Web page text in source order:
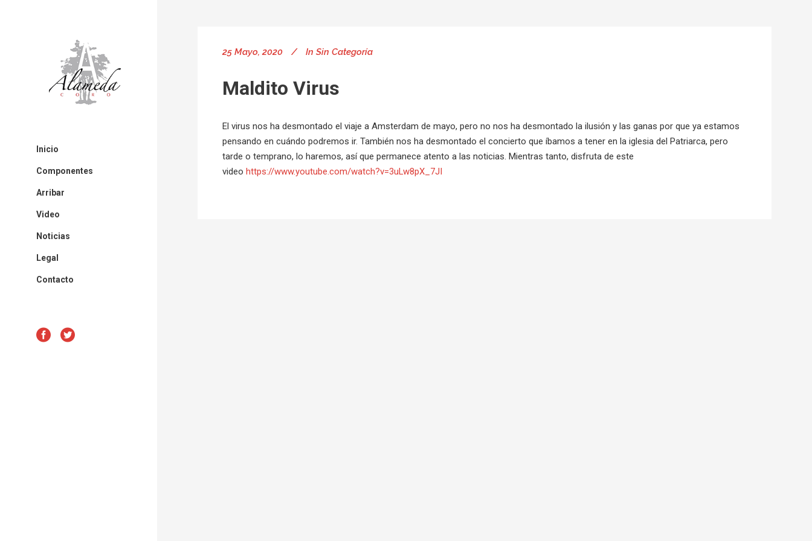
Inicio
Componentes
Arribar
Video
Noticias
Legal
Contacto
25 Mayo, 2020 In Sin Categoría
Maldito Virus
El virus nos ha desmontado el viaje a Amsterdam de mayo, pero no nos ha desmontado la ilusión y las ganas por que ya estamos
pensando en cuándo podremos ir. También nos ha desmontado el concierto que íbamos a tener en la iglesia del Patriarca, pero
tarde o temprano, lo haremos, así que permanece atento a las noticias. Mientras tanto, disfruta de este
video https://www.youtube.com/watch?v=3uLw8pX_7JI